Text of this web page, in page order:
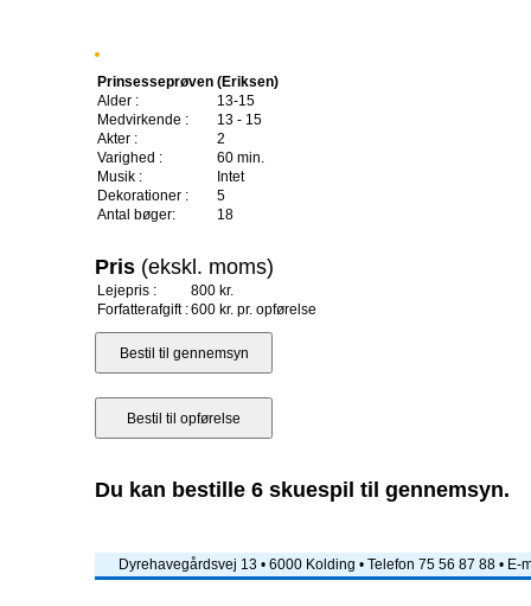
Prinsesseprøven (Eriksen)
Alder :
13-15
Medvirkende :
13 - 15
Akter :
2
Varighed :
60 min.
Musik :
Intet
Dekorationer :
5
Antal bøger:
18
Pris (ekskl. moms)
Lejepris :
800 kr.
Forfatterafgift :600 kr. pr. opførelse
Du kan bestille 6 skuespil til gennemsyn.
Dyrehavegårdsvej 13 • 6000 Kolding • Telefon 75 56 87 88 • E-